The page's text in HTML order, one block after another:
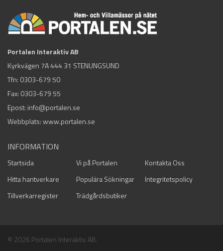
Portalen Interaktiv AB
Kyrkvägen 7A 444 31 STENUNGSUND
Tfn: 0303-679 50
Fax: 0303-679 55
Epost: info@portalen.se
Webbplats: www.portalen.se
INFORMATION
Startsida Vi på Portalen
Kontakta Oss
Hitta hantverkare
Populära Sökningar
Integritetspolicy
Tillverkarregister
Trädgårdsbutiker
© 2026 Portalen Interaktiv AB.